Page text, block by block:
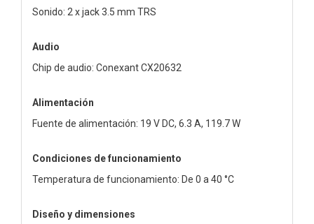
Sonido: 2 x jack 3.5 mm TRS
Audio
Chip de audio: Conexant CX20632
Alimentación
Fuente de alimentación: 19 V DC, 6.3 A, 119.7 W
Condiciones de funcionamiento
Temperatura de funcionamiento: De 0 a 40 °C
Diseño y dimensiones